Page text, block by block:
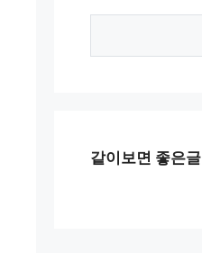
같이보면 좋은글